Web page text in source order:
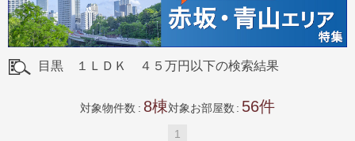
目黒 １ＬＤＫ ４５万円以下の検索結果
対象物件数 8 対象お部屋数 56
1